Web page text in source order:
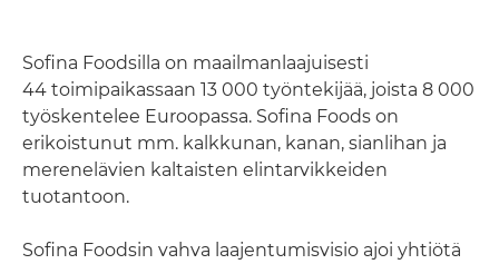
Sofina Foodsilla on maailmanlaajuisesti
44 toimipaikassaan 13 000 työntekijää, joista 8 000
työskentelee Euroopassa. Sofina Foods on
erikoistunut mm. kalkkunan, kanan, sianlihan ja
merenelävien kaltaisten elintarvikkeiden
tuotantoon.
Sofina Foodsin vahva laajentumisvisio ajoi yhtiötä